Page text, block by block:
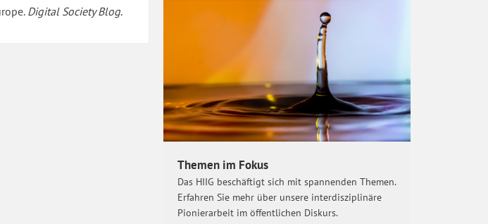
Digital Society Blog.
Themen im Fokus
Das HIIG beschäftigt sich mit spannenden Themen.
Erfahren Sie mehr über unsere interdisziplinäre
Pionierarbeit im öffentlichen Diskurs.